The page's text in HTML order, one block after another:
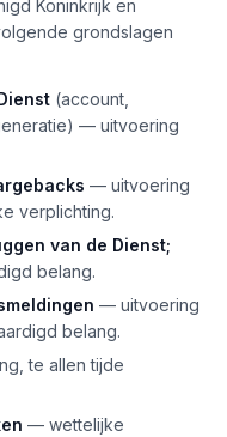
Koninkrijk en
grondslagen
(account,
— uitvoering
— uitvoering
verplichting.
van de Dienst;
belang.
— uitvoering
belang.
te allen tijde
— wettelijke